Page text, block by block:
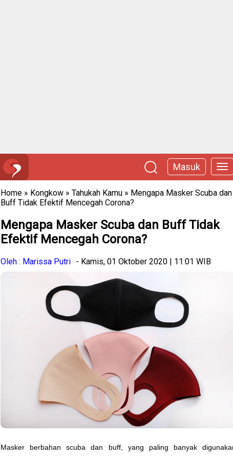
Masuk
Home » Kongkow » Tahukah Kamu » Mengapa Masker Scuba dan
Buff Tidak Efektif Mencegah Corona?
Mengapa Masker Scuba dan Buff Tidak
Efektif Mencegah Corona?
Oleh : Marissa Putri - Kamis, 01 Oktober 2020 | 11:01 WIB
Masker berbahan scuba dan buff, yang paling banyak